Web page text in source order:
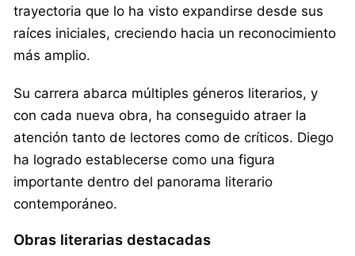
trayectoria que lo ha visto expandirse desde sus
raíces iniciales, creciendo hacia un reconocimiento
más amplio.
Su carrera abarca múltiples géneros literarios, y
con cada nueva obra, ha conseguido atraer la
atención tanto de lectores como de críticos. Diego
ha logrado establecerse como una figura
importante dentro del panorama literario
contemporáneo.
Obras literarias destacadas